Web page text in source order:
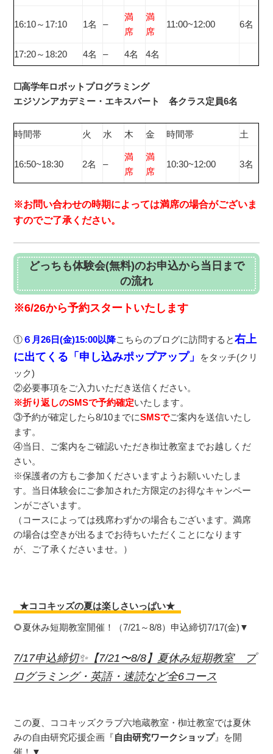
16:10～17:10 1名 –
満
席
満
席
11:00~12:00 6名
17:20～18:20 4名 – 4名 4名
☐高学年ロボットプログラミング
エジソンアカデミー・エキスパート 各クラス定員6名
時間帯 火 水 木 金 時間帯 土
16:50~18:30 2名 –
満
席
満
席
10:30~12:00 3名
※お問い合わせの時期によっては満席の場合がございま
すのでご了承ください。
どっちも体験会(無料)のお申込から当日まで
の流れ
※6/26から予約スタートいたします
①６月26日(金)15:00以降こちらのブログに訪問すると右上
に出てくる「申し込みポップアップ」
をタッチ(クリ
ック)
②必要事項をご入力いただき送信ください。
※折り返しのSMSで予約確定いたします。
③予約が確定したら8/10までにSMSでご案内を送信いたし
ます。
④当日、ご案内をご確認いただき椥辻教室までお越しくだ
さい。
※保護者の方もご参加くださいますようお願いいたしま
す。 当日体験会にご参加された方限定のお得なキャンペー
ンがございます。
（コースによっては残席わずかの場合もございます。満席
の場合は空きが出るまでお待ちいただくことになります
が、ご了承くださいませ。）
★ココキッズの夏は楽しさいっぱい★
🌻夏休み短期教室開催！（7/21～8/8）申込締切7/17(金)▼
7/17申込締切✨【7/21〜8/8】夏休み短期教室 プ
ログラミング・英語・速読など全6コース
この夏、ココキッズクラブ六地蔵教室・椥辻教室では夏休
みの自由研究応援企画『自由研究ワークショップ』を開